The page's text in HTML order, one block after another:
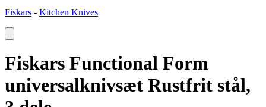
Fiskars - Kitchen Knives
Fiskars Functional Form
universalknivsæt Rustfrit stål,